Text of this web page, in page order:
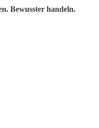
Bewusster handeln.